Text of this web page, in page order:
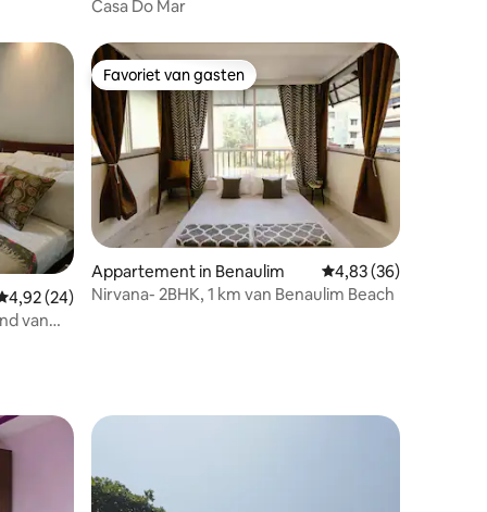
Casa Do Mar
beoordeling van 4,92 op 5, 24 recensies
4,92 (24)
van
Favoriet van gasten
Favoriet van gasten
Appartement in Benaulim Gemiddelde
4,83 (36)
Nirvana- 2BHK, 1 km van Benaulim Beach